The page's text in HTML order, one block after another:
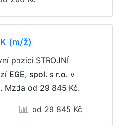
(m/ž)
pozici STROJNÍ
EGE, spol. s r.o. v
Mzda od 29 845 Kč.
od 29 845 Kč